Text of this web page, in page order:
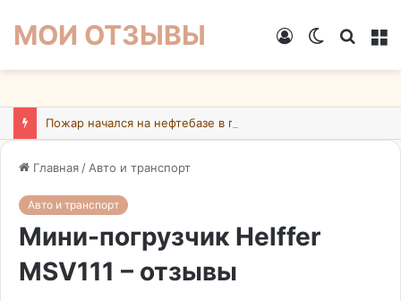
МОИ ОТЗЫВЫ
Switch
Войти
Главная / Авто и транспорт
Авто и транспорт
Мини-погрузчик Helffer
MSV111 – отзывы